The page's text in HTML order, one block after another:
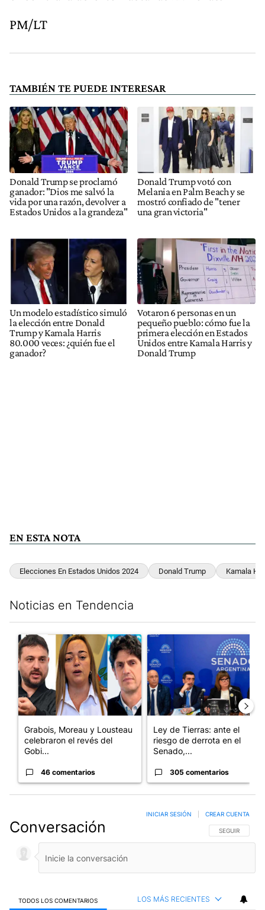
PM/LT
TAMBIÉN TE PUEDE INTERESAR
Donald Trump se proclamó
ganador: "Dios me salvó la
vida por una razón, devolver a
Estados Unidos a la grandeza"
Donald Trump votó con
Melania en Palm Beach y se
mostró confiado de "tener
una gran victoria"
Un modelo estadístico simuló
la elección entre Donald
Trump y Kamala Harris
80.000 veces: ¿quién fue el
ganador?
Votaron 6 personas en un
pequeño pueblo: cómo fue la
primera elección en Estados
Unidos entre Kamala Harris y
Donald Trump
EN ESTA NOTA
Elecciones En Estados Unidos 2024 Donald Trump Kamala
Noticias en Tendencia
Un artículo de tendencia con el título "Grabois, Moreau y
Grabois, Moreau y Lousteau
celebraron el revés del
Gobi...
46 comentarios
Un artículo de tendencia con
Ley de Tierras: ante el
riesgo de derrota en el
Senado,...
305 comentarios
Conversación SIGA ESTA
SEGUIR
INICIAR SESIÓN CREAR CUENTA
TODOS LOS COMENTARIOS LOS MÁS RECIENTES